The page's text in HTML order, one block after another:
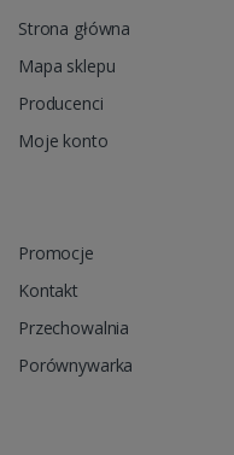
Strona główna
Mapa sklepu
Producenci
Moje konto
Promocje
Kontakt
Przechowalnia
Porównywarka